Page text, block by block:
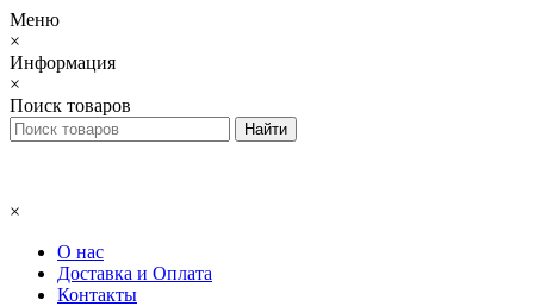
Меню
×
Информация
×
Поиск товаров
×
О нас
Доставка и Оплата
Контакты